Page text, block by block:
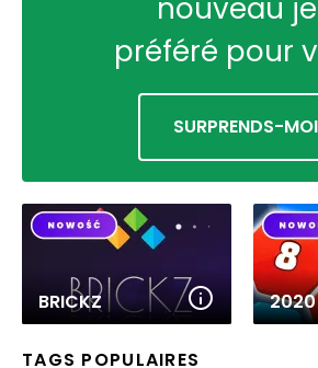
nouveau
préféré pour
SURPRENDS-MOI
BRICKZ 2020
TAGS POPULAIRES